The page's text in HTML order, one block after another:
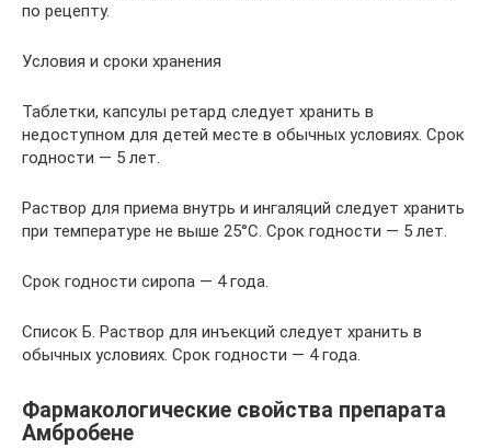
по рецепту.
Условия и сроки хранения
Таблетки, капсулы ретард следует хранить в
недоступном для детей месте в обычных условиях. Срок
годности — 5 лет.
Раствор для приема внутрь и ингаляций следует хранить
при температуре не выше 25°С. Срок годности — 5 лет.
Срок годности сиропа — 4 года.
Список Б. Раствор для инъекций следует хранить в
обычных условиях. Срок годности — 4 года.
Фармакологические свойства препарата
Амбробене